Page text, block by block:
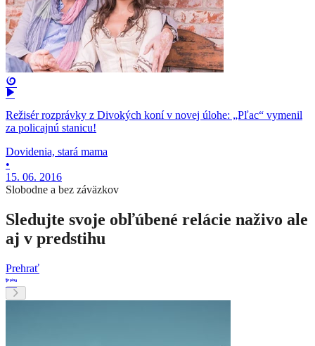
Režisér rozprávky z Divokých koní v novej úlohe: „Pľac“ vymenil
za policajnú stanicu!
Dovidenia, stará mama
•
15. 06. 2016
Slobodne a bez záväzkov
Sledujte svoje obľúbené relácie naživo ale
aj v predstihu
Prehrať